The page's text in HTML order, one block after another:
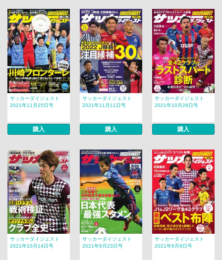
サッカーダイジェスト
2021年11月25日号
購入
サッカーダイジェスト
2021年11月11日号
購入
サッカーダイジェスト
2021年10月28日号
購入
サッカーダイジェスト
2021年10月14日号
サッカーダイジェスト
2021年9月23日号
サッカーダイジェスト
2021年9月9日号